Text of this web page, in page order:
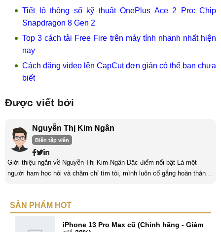
Tiết lộ thông số kỹ thuật OnePlus Ace 2 Pro: Chip
Snapdragon 8 Gen 2
Top 3 cách tải Free Fire trên máy tính nhanh nhất hiện
nay
Cách đăng video lên CapCut đơn giản có thể bạn chưa
biết
Được viết bởi
Nguyễn Thị Kim Ngân
Biên tập viên
Giới thiệu ngắn về Nguyễn Thị Kim Ngân Đặc điểm nổi bật Là một
người ham học hỏi và chăm chỉ tìm tòi, mình luôn cố gắng hoàn thành
sẽ nhận được thêm nhiều bài học cũng như kinh nghiệm quý giá. Đặc
SẢN PHẨM HOT
iPhone 13 Pro Max cũ (Chính hãng - Giảm